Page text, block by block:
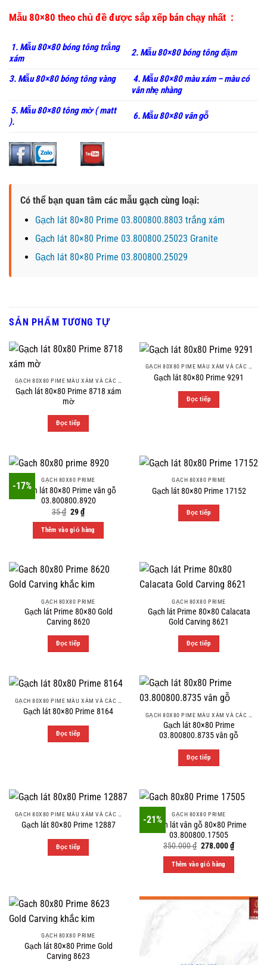
Mẫu 80×80 theo chủ đề được sắp xếp bán chạy nhất :
1. Mẫu 80×80 bóng tông trắng
xám
2. Mẫu 80×80 bóng tông đậm
3. Mẫu 80×80 bóng tông vàng
4. Mẫu 80×80 màu xám – màu có
vân nhẹ nhàng
5. Mẫu 80×80 tông mờ ( matt
).
6. Mẫu 80×80 vân gỗ
Có thể bạn quan tâm các mẫu gạch cùng loại:
Gạch lát 80×80 Prime 03.800800.8803 trắng xám
Gạch lát 80×80 Prime 03.800800.25023 Granite
Gạch lát 80×80 Prime 03.800800.25029
SẢN PHẨM TƯƠNG TỰ
Gạch lát 80×80 Prime 8718 xám
mờ
Đọc tiếp
GẠCH 80X80 PIME MÀU XÁM VÀ CÁC MÀU VÂN SÁNG NHẸ
Gạch lát 80×80 Prime 9291
Đọc tiếp
-17% GẠCH 80X80 PRIME
Gạch lát 80×80 Prime vân gỗ
03.800800.8920
35₫ Original
price
was:
35 ₫.
29₫Current
price
is:
29 ₫.
Thêm vào giỏ hàng
GẠCH 80X80 PRIME
Gạch lát 80×80 Prime 17152
Đọc tiếp
GẠCH 80X80 PRIME
Gạch lát Prime 80×80 Gold
Carving 8620
Đọc tiếp
GẠCH 80X80 PRIME
Gạch lát Prime 80×80 Calacata
Gold Carving 8621
Đọc tiếp
Gạch lát 80×80 Prime 8164
Đọc tiếp
Gạch lát 80×80 Prime
03.800800.8735 vân gỗ
Đọc tiếp
Gạch lát 80×80 Prime 12887
Đọc tiếp
-21% GẠCH 80X80 PRIME
Gạch lát vân gỗ 80×80 Prime
03.800800.17505
350.000₫ Original
was:
350.000 ₫.
278.000₫Current
price
Thêm vào giỏ hàng
GẠCH 80X80 PRIME
Gạch lát 80×80 Prime Gold
Carving 8623